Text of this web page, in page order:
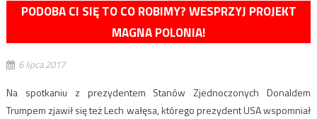
PODOBA CI SIĘ TO CO ROBIMY? WESPRZYJ PROJEKT
MAGNA POLONIA!
6 lipca 2017
Na spotkaniu z prezydentem Stanów Zjednoczonych Donaldem
Trumpem zjawił się też Lech wałęsa, którego prezydent USA wspomniał